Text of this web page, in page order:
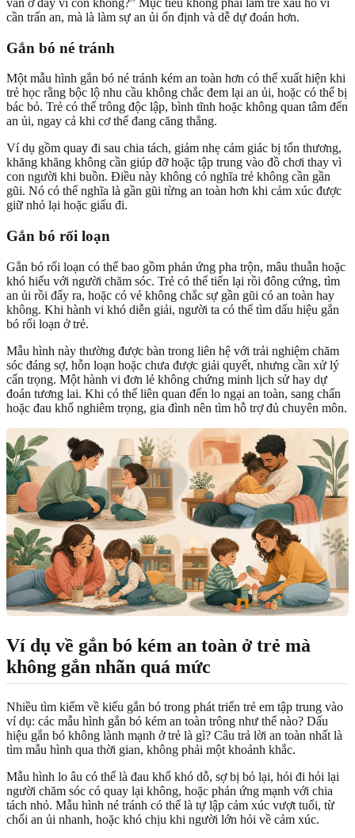
cần trấn an, mà là làm sự an ủi ổn định và dễ dự đoán hơn.
Gắn bó né tránh
Một mẫu hình gắn bó né tránh kém an toàn hơn có thể xuất hiện khi
trẻ học rằng bộc lộ nhu cầu không chắc đem lại an ủi, hoặc có thể bị
bác bỏ. Trẻ có thể trông độc lập, bình tĩnh hoặc không quan tâm đến
an ủi, ngay cả khi cơ thể đang căng thẳng.
Ví dụ gồm quay đi sau chia tách, giảm nhẹ cảm giác bị tổn thương,
khăng khăng không cần giúp đỡ hoặc tập trung vào đồ chơi thay vì
con người khi buồn. Điều này không có nghĩa trẻ không cần gần
gũi. Nó có thể nghĩa là gần gũi từng an toàn hơn khi cảm xúc được
giữ nhỏ lại hoặc giấu đi.
Gắn bó rối loạn
Gắn bó rối loạn có thể bao gồm phản ứng pha trộn, mâu thuẫn hoặc
khó hiểu với người chăm sóc. Trẻ có thể tiến lại rồi đông cứng, tìm
an ủi rồi đẩy ra, hoặc có vẻ không chắc sự gần gũi có an toàn hay
không. Khi hành vi khó diễn giải, người ta có thể tìm dấu hiệu gắn
bó rối loạn ở trẻ.
Mẫu hình này thường được bàn trong liên hệ với trải nghiệm chăm
sóc đáng sợ, hỗn loạn hoặc chưa được giải quyết, nhưng cần xử lý
cẩn trọng. Một hành vi đơn lẻ không chứng minh lịch sử hay dự
đoán tương lai. Khi có thể liên quan đến lo ngại an toàn, sang chấn
hoặc đau khổ nghiêm trọng, gia đình nên tìm hỗ trợ đủ chuyên môn.
Ví dụ về gắn bó kém an toàn ở trẻ mà
không gắn nhãn quá mức
Nhiều tìm kiếm về kiểu gắn bó trong phát triển trẻ em tập trung vào
ví dụ: các mẫu hình gắn bó kém an toàn trông như thế nào? Dấu
hiệu gắn bó không lành mạnh ở trẻ là gì? Câu trả lời an toàn nhất là
tìm mẫu hình qua thời gian, không phải một khoảnh khắc.
Mẫu hình lo âu có thể là đau khổ khó dỗ, sợ bị bỏ lại, hỏi đi hỏi lại
người chăm sóc có quay lại không, hoặc phản ứng mạnh với chia
tách nhỏ. Mẫu hình né tránh có thể là tự lập cảm xúc vượt tuổi, từ
chối an ủi nhanh, hoặc khó chịu khi người lớn hỏi về cảm xúc.